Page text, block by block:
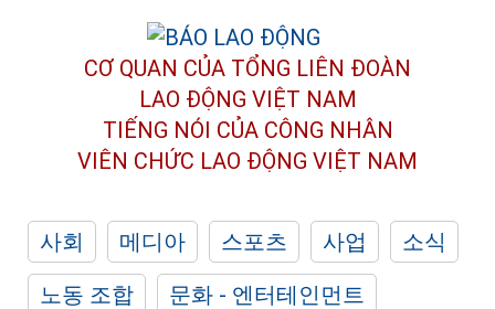
CƠ QUAN CỦA TỔNG LIÊN ĐOÀN
LAO ĐỘNG VIỆT NAM
TIẾNG NÓI CỦA CÔNG NHÂN
VIÊN CHỨC LAO ĐỘNG VIỆT NAM
사회 메디아 스포츠 사업
소식
노동 조합
문화 - 엔터테인먼트